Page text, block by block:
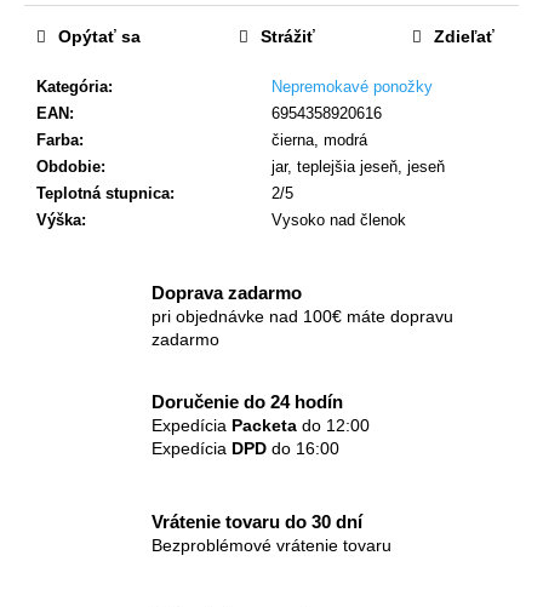
Kategória:
Nepremokavé ponožky
EAN:
6954358920616
Farba:
čierna, modrá
Obdobie:
jar, teplejšia jeseň, jeseň
Teplotná stupnica:
2/5
Výška: Vysoko nad členok
Opýtať sa Strážiť Zdieľať
Doprava zadarmo
pri objednávke nad 100€ máte dopravu
zadarmo
Doručenie do 24 hodín
Expedícia Packeta do 12:00
Expedícia DPD do 16:00
Vrátenie tovaru do 30 dní
Bezproblémové vrátenie tovaru